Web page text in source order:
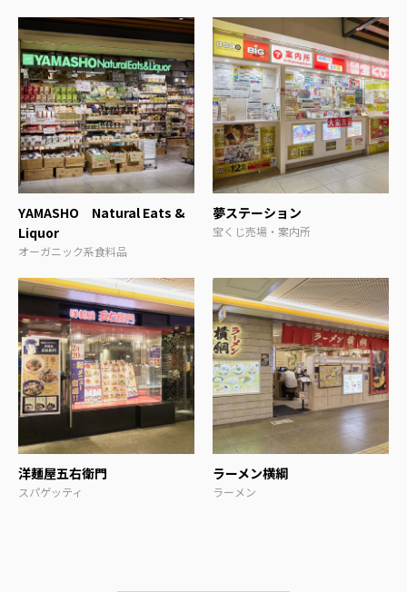
YAMASHO Natural Eats &
Liquor
オーガニック系食料品
夢ステーション
宝くじ売場・案内所
洋麺屋五右衛門
スパゲッティ
ラーメン横綱
ラーメン